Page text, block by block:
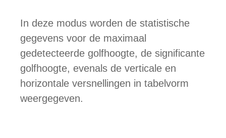
In deze modus worden de statistische
gegevens voor de maximaal
gedetecteerde golfhoogte, de significante
golfhoogte, evenals de verticale en
horizontale versnellingen in tabelvorm
weergegeven.